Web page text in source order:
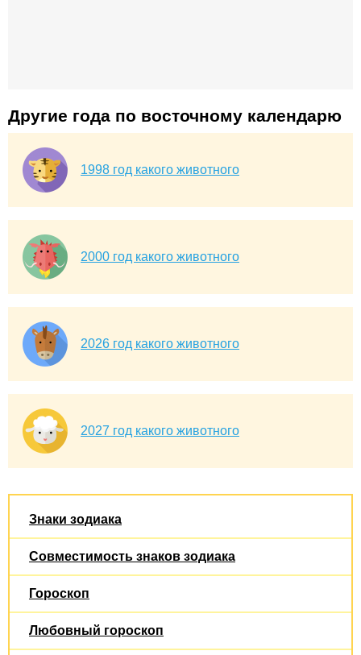
Другие года по восточному календарю
1998 год какого животного
2000 год какого животного
2026 год какого животного
2027 год какого животного
Знаки зодиака
Совместимость знаков зодиака
Гороскоп
Любовный гороскоп